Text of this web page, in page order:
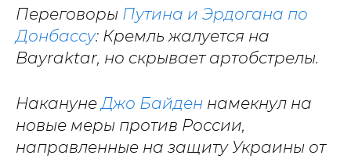
Переговоры Путина и Эрдогана по
Донбассу: Кремль жалуется на
Bayraktar, но скрывает артобстрелы.
НаканунеДжо Байден намекнул на
новые меры против России,
направленные на защиту Украины от